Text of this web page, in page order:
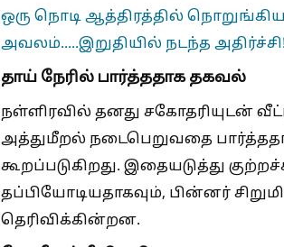
ஒரு நொடி ஆத்திரத்தில்
அவலம்.....இறுதியில் நடந்த
தாய் நேரில் பார்த்ததாக தகவல்
நள்ளிரவில் தனது சகோதரியுடன்
அத்துமீறல் நடைபெறுவதை
கூறப்படுகிறது. இதையடுத்து
தப்பியோடியதாகவும், பின்னர்
தெரிவிக்கின்றன.